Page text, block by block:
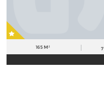
165 M² 7